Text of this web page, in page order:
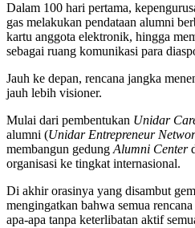
Dalam 100 hari pertama,
gas melakukan pendataan alumni
kartu anggota elektronik, hingga
sebagai ruang komunikasi para
Jauh ke depan, rencana jangka
jauh lebih visioner.
Mulai dari pembentukan Unidar
alumni (Unidar Entrepreneur
membangun gedung Alumni Center
organisasi ke tingkat internasional.
Di akhir orasinya yang disambut
mengingatkan bahwa semua
apa-apa tanpa keterlibatan aktif